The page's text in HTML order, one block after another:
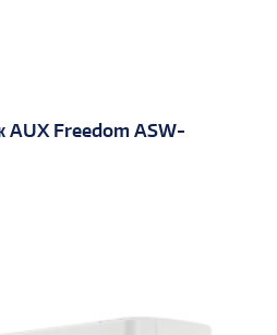
AUX Freedom ASW-